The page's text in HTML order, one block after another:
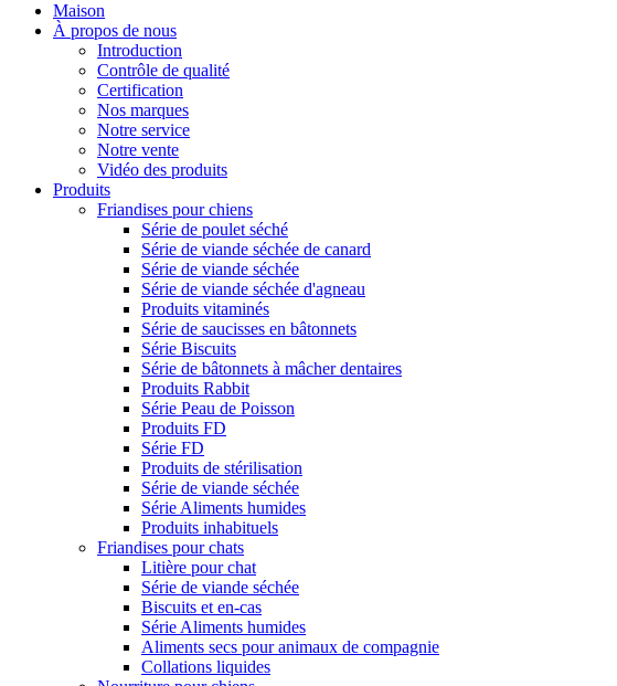
Maison
À propos de nous
Introduction
Contrôle de qualité
Certification
Nos marques
Notre service
Notre vente
Vidéo des produits
Produits
Friandises pour chiens
Série de poulet séché
Série de viande séchée de canard
Série de viande séchée
Série de viande séchée d'agneau
Produits vitaminés
Série de saucisses en bâtonnets
Série Biscuits
Série de bâtonnets à mâcher dentaires
Produits Rabbit
Série Peau de Poisson
Produits FD
Série FD
Produits de stérilisation
Série de viande séchée
Série Aliments humides
Produits inhabituels
Friandises pour chats
Litière pour chat
Série de viande séchée
Biscuits et en-cas
Série Aliments humides
Aliments secs pour animaux de compagnie
Collations liquides